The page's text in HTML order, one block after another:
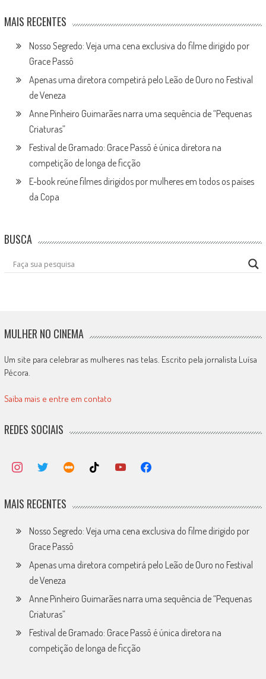
MAIS RECENTES
Nosso Segredo: Veja uma cena exclusiva do filme dirigido por
Grace Passô
Apenas uma diretora competirá pelo Leão de Ouro no Festival
de Veneza
Anne Pinheiro Guimarães narra uma sequência de “Pequenas
Criaturas”
Festival de Gramado: Grace Passô é única diretora na
competição de longa de ficção
E-book reúne filmes dirigidos por mulheres em todos os países
da Copa
BUSCA
MULHER NO CINEMA
Um site para celebrar as mulheres nas telas. Escrito pela jornalista Luísa
Pécora.
Saiba mais e entre em contato
REDES SOCIAIS
MAIS RECENTES
Nosso Segredo: Veja uma cena exclusiva do filme dirigido por
Grace Passô
Apenas uma diretora competirá pelo Leão de Ouro no Festival
de Veneza
Anne Pinheiro Guimarães narra uma sequência de “Pequenas
Criaturas”
Festival de Gramado: Grace Passô é única diretora na
competição de longa de ficção